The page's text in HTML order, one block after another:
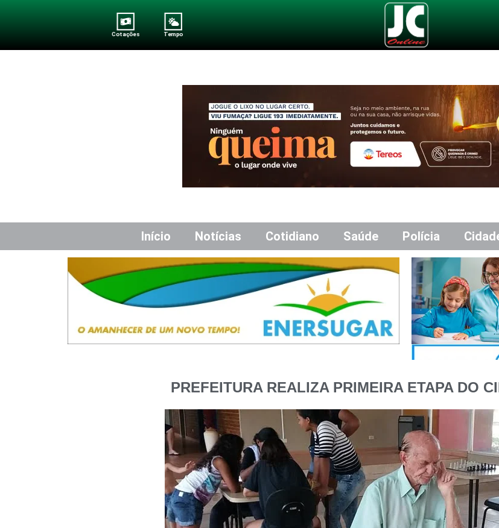
Cotações Tempo
Início Notícias Cotidiano Saúde Polícia
PREFEITURA REALIZA PRIMEIRA ETAPA DO